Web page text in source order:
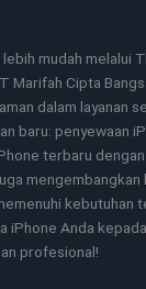
mudah melalui
Marifah Cipta
dalam layanan
baru: penyewaan
terbaru
mengembangkan
kebutuhan
iPhone Anda
profesional!